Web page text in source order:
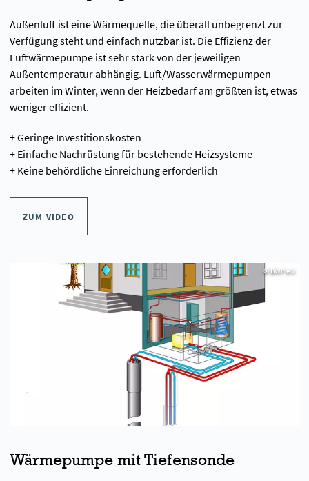
Außenluft ist eine Wärmequelle, die überall unbegrenzt zur
Verfügung steht und einfach nutzbar ist. Die Effizienz der
Luftwärmepumpe ist sehr stark von der jeweiligen
Außentemperatur abhängig. Luft/Wasserwärmepumpen
arbeiten im Winter, wenn der Heizbedarf am größten ist, etwas
weniger effizient.
+ Geringe Investitionskosten
+ Einfache Nachrüstung für bestehende Heizsysteme
+ Keine behördliche Einreichung erforderlich
ZUM VIDEO
© BWP e.V.
Wärmepumpe mit Tiefensonde